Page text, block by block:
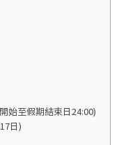
始至假期結束日24:00)
日)